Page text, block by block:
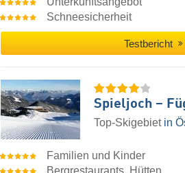
Schneesicherheit
Testbericht
Spieljoch –
Top-Skigebiet in
Familien und Kinder